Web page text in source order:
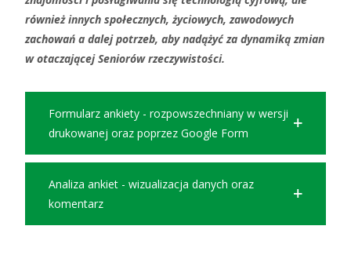
również innych społecznych, życiowych, zawodowych
zachowań a dalej potrzeb, aby nadążyć za dynamiką zmian
w otaczającej Seniorów rzeczywistości.
Formularz ankiety - rozpowszechniany w wersji
drukowanej oraz poprzez Google Form
Analiza ankiet - wizualizacja danych oraz
komentarz